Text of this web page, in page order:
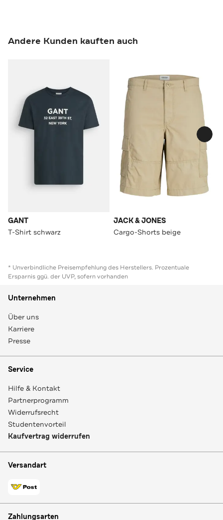
Andere Kunden kauften auch
GANT
T-Shirt schwarz
JACK & JONES
Cargo-Shorts beige
* Unverbindliche Preisempfehlung des Herstellers. Prozentuale
Ersparnis ggü. der UVP, sofern vorhanden
Unternehmen
Über uns
Karriere
Presse
Service
Hilfe & Kontakt
Partnerprogramm
Widerrufsrecht
Studentenvorteil
Kaufvertrag widerrufen
Versandart
Zahlungsarten